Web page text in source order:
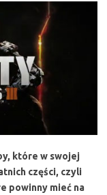
które w swojej
części, czyli
powinny mieć na